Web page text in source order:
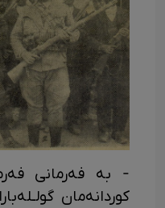
- بە فەرمانی
کوردانەمان